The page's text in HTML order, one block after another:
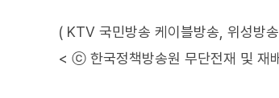
( KTV 국민방송 케이블방송, 위성방
< ⓒ 한국정책방송원 무단전재 및 재